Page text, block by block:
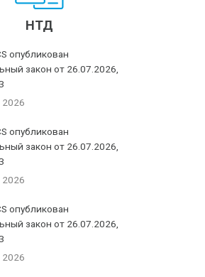
НТД
опубликован
закон от 26.07.2026,
2026
опубликован
закон от 26.07.2026,
2026
опубликован
закон от 26.07.2026,
2026